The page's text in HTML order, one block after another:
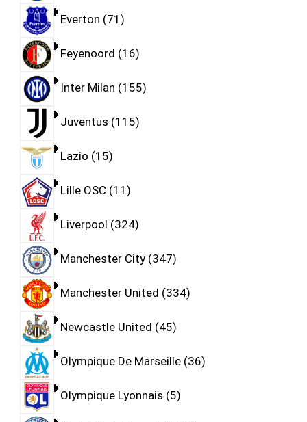
Everton 71
Feyenoord 16
Inter Milan 155
Juventus 115
Lazio 15
Lille OSC 11
Liverpool 324
Manchester City 347
Manchester United 334
Newcastle United 45
Olympique De Marseille 36
Olympique Lyonnais 5